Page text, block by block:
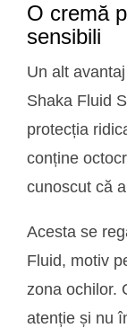
O cremă
sensibili
Un alt
Shaka Fluid
protecția
conține
cunoscut că
Acesta se
Fluid, motiv
zona ochilor.
atenție și nu